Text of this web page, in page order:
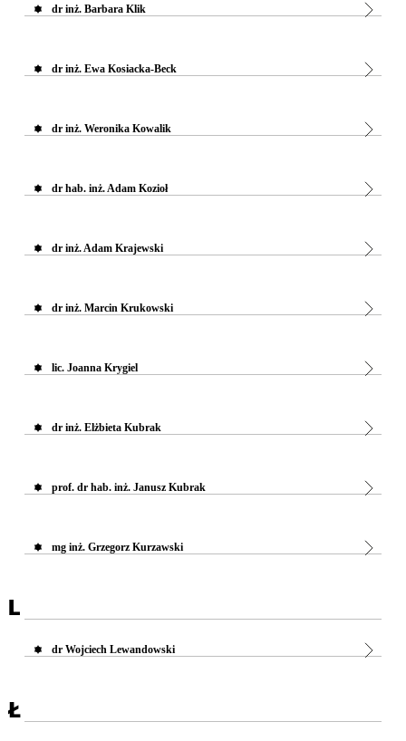
dr inż. Barbara Klik
dr inż. Ewa Kosiacka-Beck
dr inż. Weronika Kowalik
dr hab. inż. Adam Kozioł
dr inż. Adam Krajewski
dr inż. Marcin Krukowski
lic. Joanna Krygiel
dr inż. Elżbieta Kubrak
prof. dr hab. inż. Janusz Kubrak
mg inż. Grzegorz Kurzawski
L
dr Wojciech Lewandowski
Ł